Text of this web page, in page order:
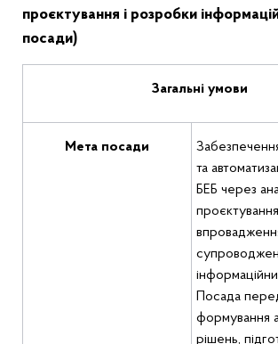
проєктування і розробки
посади)
Загальні умови
Мета посади
та
БЕБ через
Посада
формування
рішень,